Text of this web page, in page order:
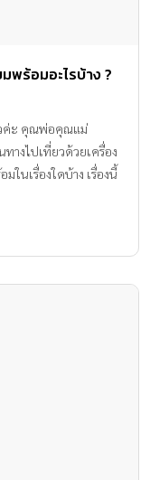
พร้อมอะไรบ้าง ?
ค่ะ คุณพ่อคุณแม่
างไปเที่ยวด้วยเครื่อง
ในเรื่องใดบ้าง เรื่องนี้
เจ้าตัวเล็กไม่งอแง